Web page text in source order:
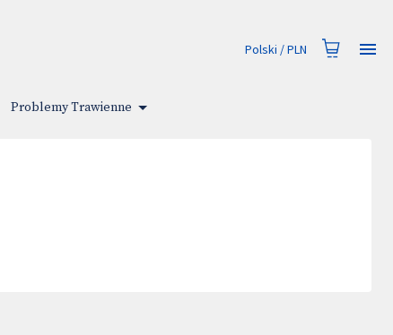
Polski /PLN
Problemy Trawienne